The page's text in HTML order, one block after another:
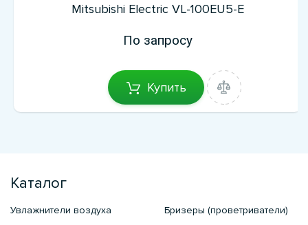
Mitsubishi Electric VL-100EU5-E
По запросу
Купить
Каталог
Увлажнители воздуха
Бризеры (проветриватели)